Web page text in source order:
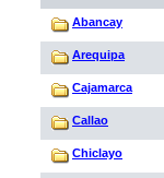
Abancay
Arequipa
Cajamarca
Callao
Chiclayo